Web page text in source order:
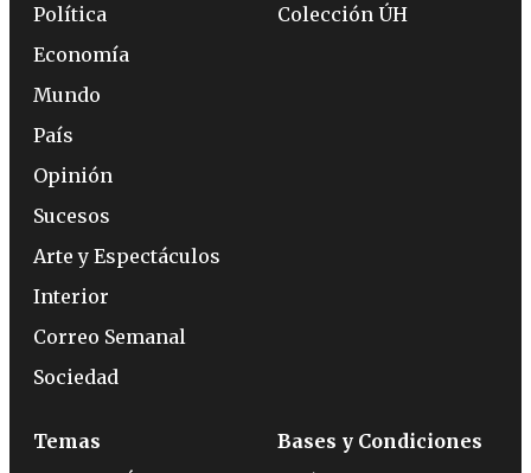
Política
Economía
Mundo
País
Opinión
Sucesos
Arte y Espectáculos
Interior
Correo Semanal
Sociedad
Colección ÚH
Temas
Bases y Condiciones